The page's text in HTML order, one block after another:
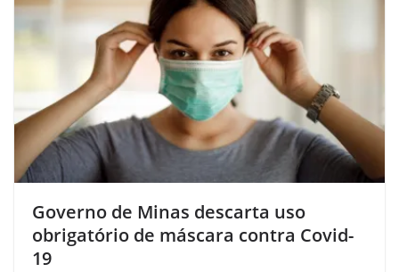
Governo de Minas descarta uso
obrigatório de máscara contra Covid-
19